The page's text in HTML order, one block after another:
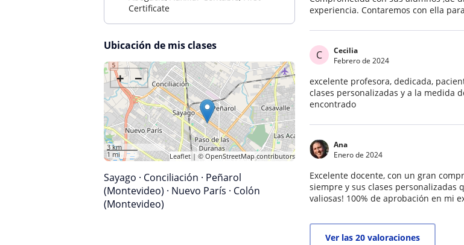
Certificate
Ubicación de mis clases
+ −
3 km
1 mi
Leaflet| ©OpenStreetMapcontributors
Sayago · Conciliación · Peñarol
(Montevideo) · Nuevo París · Colón
(Montevideo)
experiencia. Contaremos con ella
C
Cecilia
Febrero de 2024
excelente profesora, dedicada,
clases personalizadas y a la medida
encontrado
Ana
Enero de 2024
Excelente docente, con un gran
siempre y sus clases personalizadas
valiosas! 100% de aprobación en mi
Ver las 20 valoraciones